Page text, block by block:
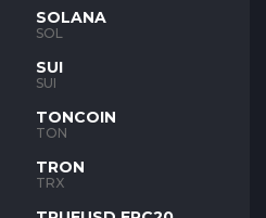
SOLANA
SOL
SUI
SUI
TONCOIN
TON
TRON
TRX